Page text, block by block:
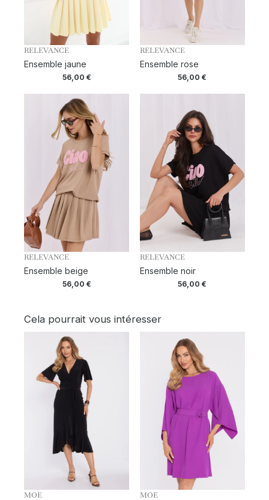
RELEVANCE
Ensemble jaune
56,00 €
RELEVANCE
Ensemble rose
56,00€
RELEVANCE
Ensemble beige
56,00 €
RELEVANCE
Ensemble noir
56,00€
Cela pourrait vous intéresser
MOE MOE